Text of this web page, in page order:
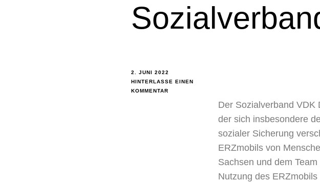
2. JUNI 2022
HINTERLASSE EINEN
KOMMENTAR
Der Sozialverband VDK
der sich insbesondere
sozialer Sicherung
ERZmobils von
Sachsen und dem
Nutzung des